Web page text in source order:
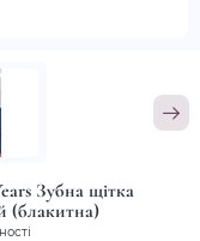
Зубна щітка
(блакитна)